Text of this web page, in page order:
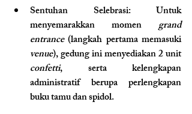
Sentuhan Selebrasi: Untuk
menyemarakkan momen grand
entrance
(langkah pertama memasuki
venue
), gedung ini menyediakan 2 unit
confetti, serta kelengkapan
administratif berupa perlengkapan
buku tamu dan spidol.